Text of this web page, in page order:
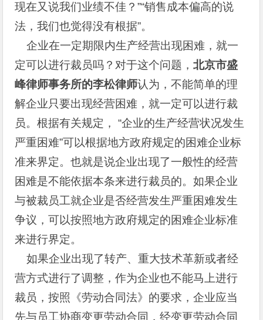
现在又说我们业绩不佳？”“销售成本偏高的说
法，我们也觉得没有根据”。
企业在一定期限内生产经营出现困难，就一
定可以进行裁员吗？对于这个问题，北京市盛
峰律师事务所的李松律师认为，不能简单的理
解企业只要出现经营困难，就一定可以进行裁
员。根据有关规定， “企业的生产经营状况发生
严重困难”可以根据地方政府规定的困难企业标
准来界定。也就是说企业出现了一般性的经营
困难是不能依据本条来进行裁员的。如果企业
与被裁员工就企业是否经营发生严重困难发生
争议，可以按照地方政府规定的困难企业标准
来进行界定。
如果企业出现了转产、重大技术革新或者经
营方式进行了调整，作为企业也不能马上进行
裁员，按照《劳动合同法》的要求，企业应当
先与员工协商变更劳动合同，经变更劳动合同